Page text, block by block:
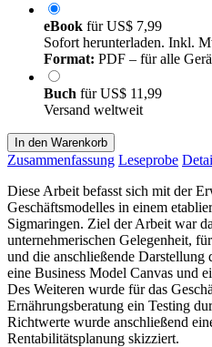
eBook fürUS$ 7,99
Sofort herunterladen. Inkl.
Format: PDF – für alle
Buch fürUS$ 11,99
Versand weltweit
In den Warenkorb
Zusammenfassung Leseprobe
Diese Arbeit befasst sich mit der
Geschäftsmodelles in einem
Sigmaringen. Ziel der Arbeit war
unternehmerischen Gelegenheit,
und die anschließende Darstellung
eine Business Model Canvas und
Des Weiteren wurde für das
Ernährungsberatung ein Testing
Richtwerte wurde anschließend
Rentabilitätsplanung skizziert.